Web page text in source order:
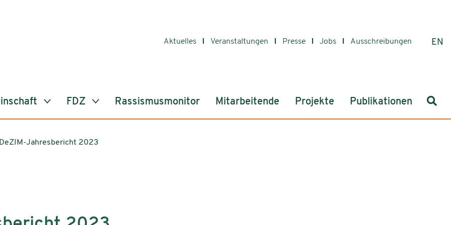
Aktuelles Veranstaltungen Presse Jobs Ausschreibungen EN
FDZ Rassismusmonitor Mitarbeitende Projekte Publikationen
DeZIM-Jahresbericht 2023